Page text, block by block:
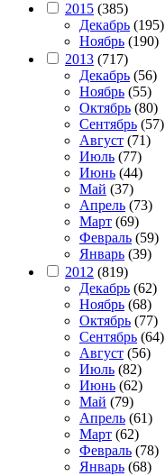
2015 (385)
Декабрь (195)
Ноябрь (190)
2013 (717)
Декабрь (56)
Ноябрь (55)
Октябрь (80)
Сентябрь (57)
Август (71)
Июль (77)
Июнь (44)
Май (37)
Апрель (73)
Март (69)
Февраль (59)
Январь (39)
2012 (819)
Декабрь (62)
Ноябрь (68)
Октябрь (77)
Сентябрь (64)
Август (56)
Июль (82)
Июнь (62)
Май (79)
Апрель (61)
Март (62)
Февраль (78)
Январь (68)